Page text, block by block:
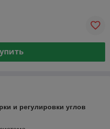
и регулировки углов